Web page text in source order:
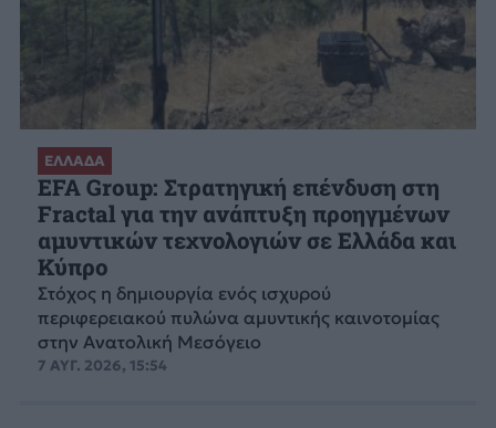
ΕΛΛΑΔΑ
EFA Group: Στρατηγική επένδυση στη
Fractal για την ανάπτυξη προηγμένων
αμυντικών τεχνολογιών σε Ελλάδα και
Κύπρο
Στόχος η δημιουργία ενός ισχυρού
περιφερειακού πυλώνα αμυντικής καινοτομίας
στην Ανατολική Μεσόγειο
7 ΑΥΓ. 2026, 15:54